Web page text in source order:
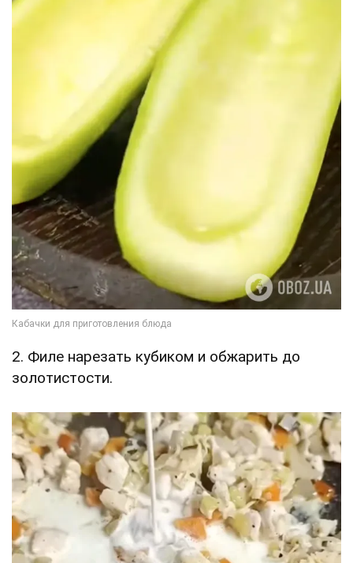
2. Филе нарезать кубиком и обжарить до
золотистости.